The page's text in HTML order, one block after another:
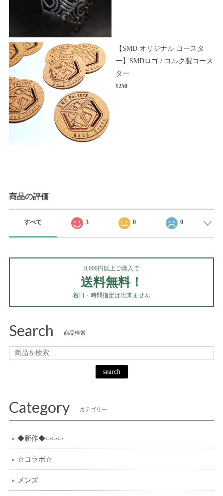
【SMD オリジナル コースタ
ー】SMDロゴ / コルク製コース
ター
¥250
商品の評価
すべて 3 0 0
8,000円以上ご購入で
送料無料！
着日・時間指定は出来ません
Search 商品検索
search
Category カテゴリー
◆新作◆⇦⇦⇦
☆コラボ☆
メンズ